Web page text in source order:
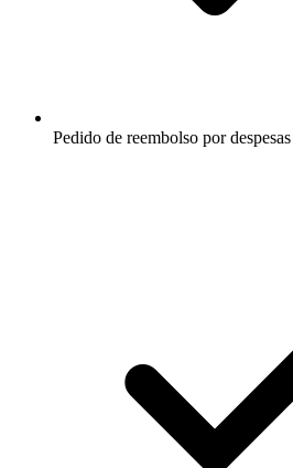
Pedido de reembolso por